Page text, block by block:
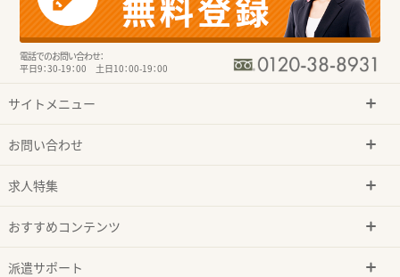
電話でのお問い合わせ：
平日9：30-19：00 土日10：00-19：00
サイトメニュー
お問い合わせ
求人特集
おすすめコンテンツ
派遣サポート